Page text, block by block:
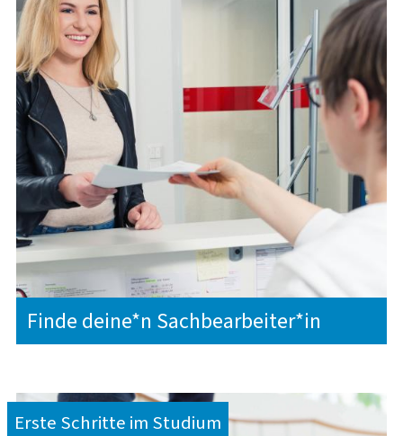
Finde deine*n Sachbearbeiter*in
Erste Schritte im Studium